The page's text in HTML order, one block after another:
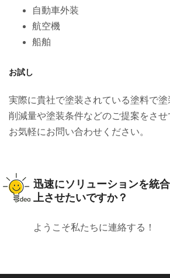
自動車外装
航空機
船舶
お試し
実際に貴社で塗装されている塗料で
削減量や塗装条件などのご提案をさせ
お気軽にお問い合わせください。
迅速にソリューションを統
上させたいですか？
ようこそ私たちに連絡する！